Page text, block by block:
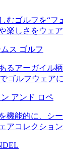
むゴルフを“フ
楽しさをウェ
ムス ゴルフ
るアーガイル
ゴルフウェア
ン アンド ロペ
機能的に、シ
アコレクション